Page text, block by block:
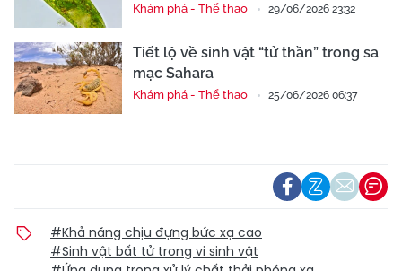
Khám phá - Thể thao 29/06/2026 23:32
Tiết lộ về sinh vật “tử thần” trong sa
mạc Sahara
Khám phá - Thể thao 25/06/2026 06:37
#Khả năng chịu đựng bức xạ cao
#Sinh vật bất tử trong vi sinh vật